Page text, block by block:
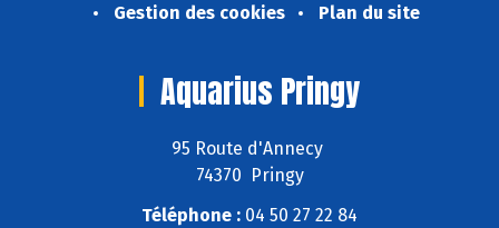
Gestion des cookies
Plan du site
Aquarius Pringy
95 Route d'Annecy
74370 Pringy
Téléphone : 04 50 27 22 84